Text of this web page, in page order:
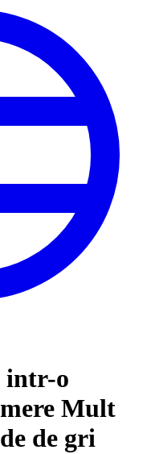
intr-o
Mult
de gri